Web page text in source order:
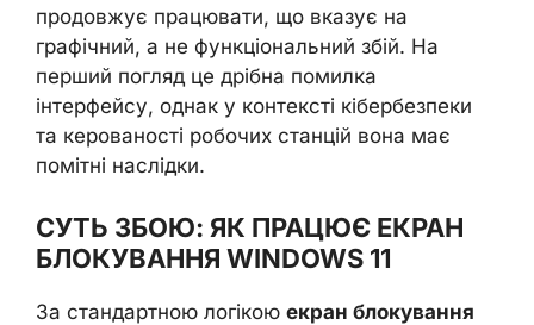
продовжує працювати, що вказує на
графічний, а не функціональний збій. На
перший погляд це дрібна помилка
інтерфейсу, однак у контексті кібербезпеки
та керованості робочих станцій вона має
помітні наслідки.
СУТЬ ЗБОЮ: ЯК ПРАЦЮЄ ЕКРАН
БЛОКУВАННЯ WINDOWS 11
За стандартною логікою екран блокування